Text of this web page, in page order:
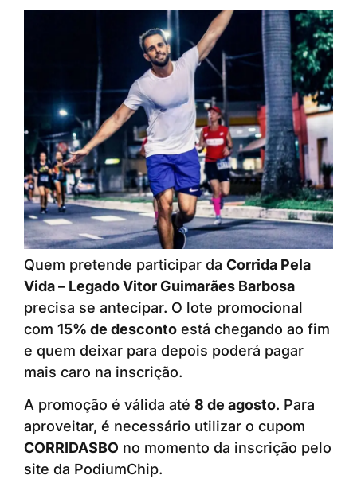
Quem pretende participar da Corrida Pela
Vida – Legado Vitor Guimarães Barbosa
precisa se antecipar. O lote promocional
com 15% de desconto está chegando ao fim
e quem deixar para depois poderá pagar
mais caro na inscrição.
A promoção é válida até 8 de agosto. Para
aproveitar, é necessário utilizar o cupom
CORRIDASBO no momento da inscrição pelo
site da PodiumChip.